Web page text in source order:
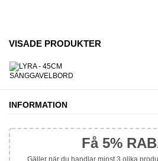
VISADE PRODUKTER
INFORMATION
Få 5%